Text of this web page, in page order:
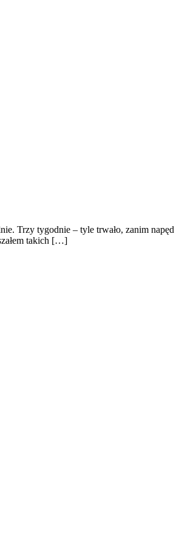
Trzy tygodnie – tyle trwało, zanim napęd
takich […]